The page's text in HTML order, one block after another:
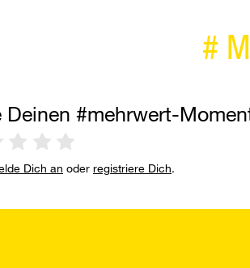
Deinen #mehrwert-
Dich an oder registriere Dich.